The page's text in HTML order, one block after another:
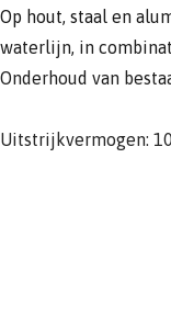
Op hout, staal en
waterlijn, in
Onderhoud van
Uitstrijkvermogen: